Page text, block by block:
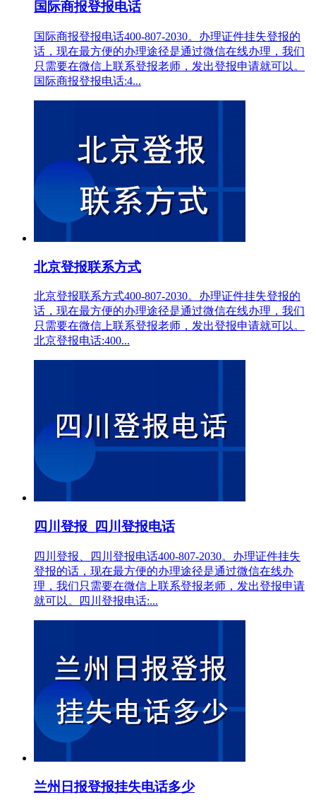
国际商报登报电话
国际商报登报电话400-807-2030。办理证件挂失登报的
话，现在最方便的办理途径是通过微信在线办理，我们
只需要在微信上联系登报老师，发出登报申请就可以。
国际商报登报电话:4...
北京登报联系方式
北京登报联系方式400-807-2030。办理证件挂失登报的
话，现在最方便的办理途径是通过微信在线办理，我们
只需要在微信上联系登报老师，发出登报申请就可以。
北京登报电话:400...
四川登报_四川登报电话
四川登报、四川登报电话400-807-2030。办理证件挂失
登报的话，现在最方便的办理途径是通过微信在线办
理，我们只需要在微信上联系登报老师，发出登报申请
就可以。四川登报电话:...
兰州日报登报挂失电话多少